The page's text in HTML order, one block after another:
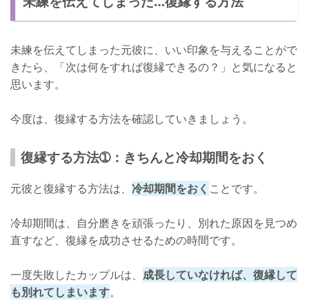
未練を伝えてしまった元彼に、いい印象を与えることがで
きたら、「次は何をすれば復縁できるの？」と気になると
思います。
今度は、復縁する方法を確認していきましょう。
復縁する方法➀：きちんと冷却期間をおく
元彼と復縁する方法は、 冷却期間をおく ことです。
冷却期間は、自分磨きを頑張ったり、別れた原因を見つめ
直すなど、復縁を成功させるための時間です。
一度失敗したカップルは、 成長していなければ、復縁して
も別れてしまいます。